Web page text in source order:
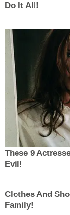
Do It All!
These 9
Evil!
Clothes And
Family!